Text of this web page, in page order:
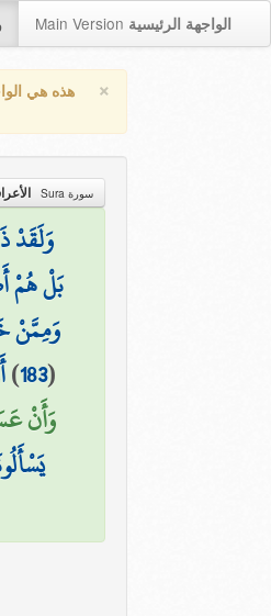
Main Version الواجهة الرئيسية
× هذه هي
سورة Sura
وَلَقَدْ
بَلْ هُمْ
وَمِمَّنْ
(
183
)
وَأَنْ